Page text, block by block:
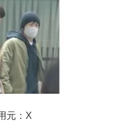
元：X